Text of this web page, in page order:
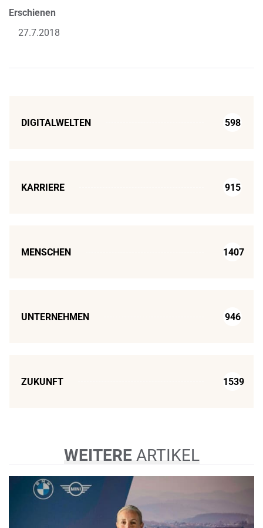
Erschienen
27.7.2018
DIGITALWELTEN 598
KARRIERE 915
MENSCHEN 1407
UNTERNEHMEN 946
ZUKUNFT 1539
WEITEREARTIKEL